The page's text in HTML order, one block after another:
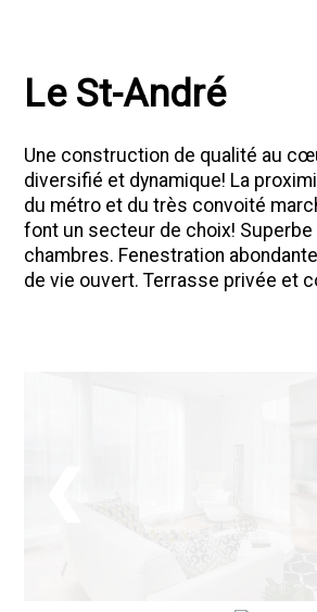
Le St-André
Une construction de qualité au
diversifié et dynamique! La
du métro et du très convoité
font un secteur de choix! Superbe
chambres. Fenestration
de vie ouvert. Terrasse privée et